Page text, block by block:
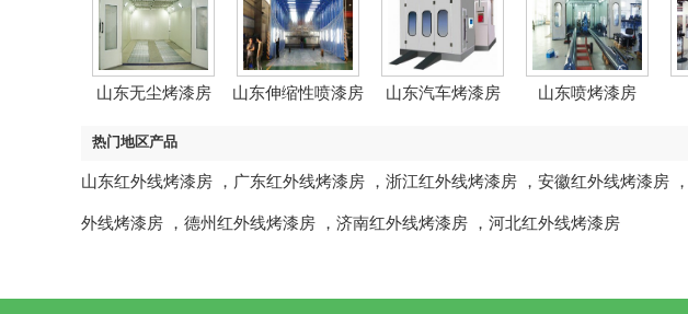
山东无尘烤漆房 山东伸缩性喷漆房 山东汽车烤漆房 山东喷烤漆房
热门地区产品
山东红外线烤漆房 ， 广东红外线烤漆房 ， 浙江红外线烤漆房 ， 安徽红外线烤漆房 ，
外线烤漆房 ， 德州红外线烤漆房 ， 济南红外线烤漆房 ， 河北红外线烤漆房